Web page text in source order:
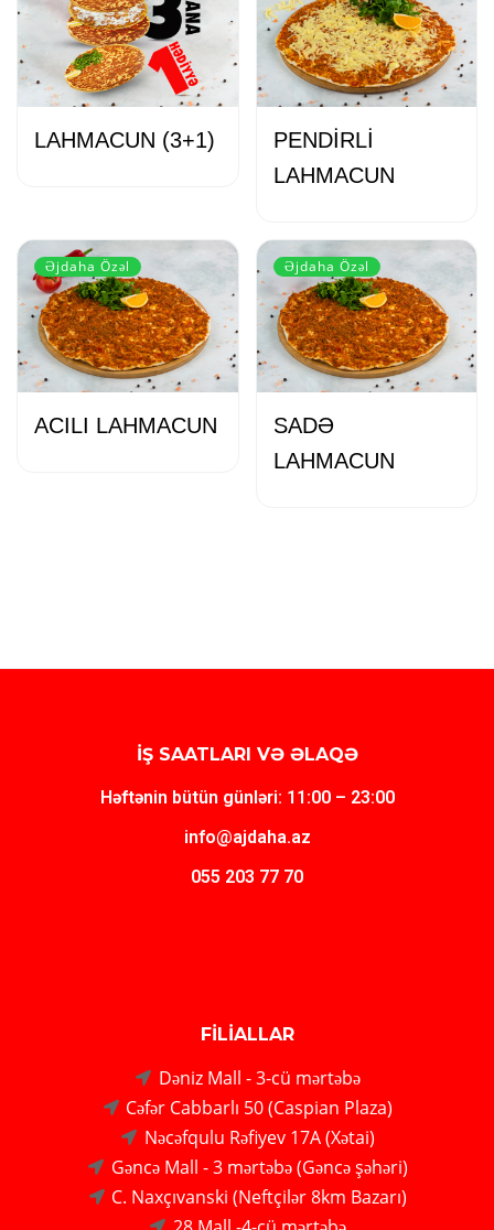
LAHMACUN (3+1)
PENDİRLİ
LAHMACUN
Əjdaha Özəl
ACILI LAHMACUN
Əjdaha Özəl
SADƏ
LAHMACUN
İŞ SAATLARI VƏ ƏLAQƏ
Həftənin bütün günləri: 11:00 – 23:00
info@ajdaha.az
055 203 77 70
FİLİALLAR
Dəniz Mall - 3-cü mərtəbə
Cəfər Cabbarlı 50 (Caspian Plaza)
Nəcəfqulu Rəfiyev 17A (Xətai)
Gəncə Mall - 3 mərtəbə (Gəncə şəhəri)
C. Naxçıvanski (Neftçilər 8km Bazarı)